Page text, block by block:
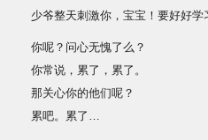
少爷整天刺激你，宝宝！要好好学
你呢？问心无愧了么？
你常说，累了，累了。
那关心你的他们呢？
累吧。累了…